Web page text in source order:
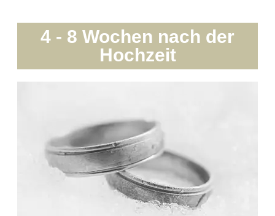
4 - 8 Wochen nach der
Hochzeit